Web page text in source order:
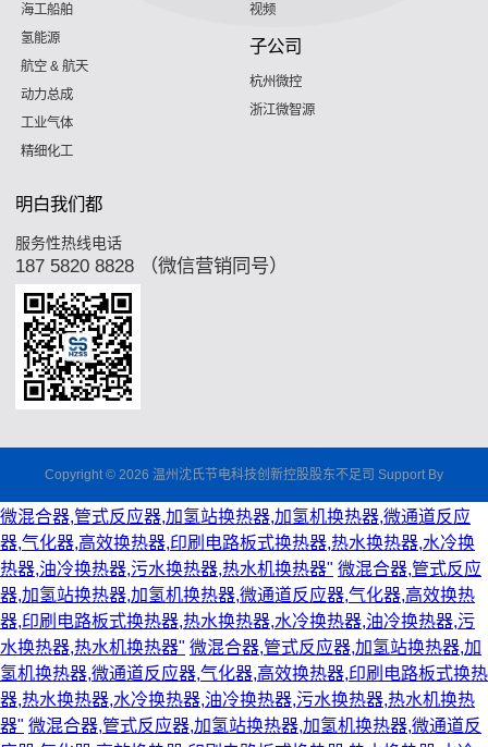
海工船舶
氢能源
航空 & 航天
动力总成
工业气体
精细化工
视频
子公司
杭州微控
浙江微智源
明白我们都
服务性热线电话
187 5820 8828 （微信营销同号）
Copyright © 2026 温州沈氏节电科技创新控股股东不足司 Support By
微混合器,管式反应器,加氢站换热器,加氢机换热器,微通道反应
器,气化器,高效换热器,印刷电路板式换热器,热水换热器,水冷换
热器,油冷换热器,污水换热器,热水机换热器" 微混合器,管式反应
器,加氢站换热器,加氢机换热器,微通道反应器,气化器,高效换热
器,印刷电路板式换热器,热水换热器,水冷换热器,油冷换热器,污
水换热器,热水机换热器" 微混合器,管式反应器,加氢站换热器,加
氢机换热器,微通道反应器,气化器,高效换热器,印刷电路板式换热
器,热水换热器,水冷换热器,油冷换热器,污水换热器,热水机换热
器" 微混合器,管式反应器,加氢站换热器,加氢机换热器,微通道反